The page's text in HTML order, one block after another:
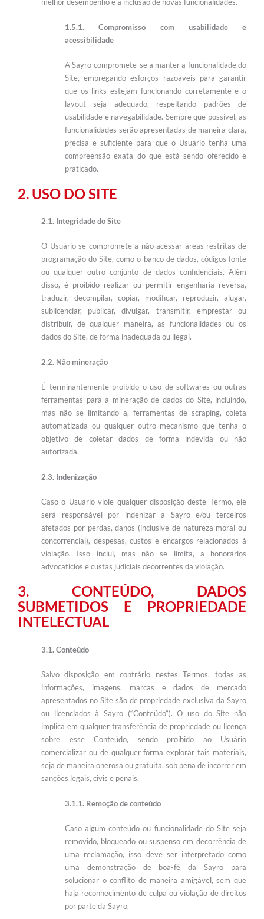
melhor desempenho e a inclusão de novas funcionalidades.
1.5.1. Compromisso com usabilidade e
acessibilidade
A Sayro compromete-se a manter a funcionalidade do
Site, empregando esforços razoáveis para garantir
que os links estejam funcionando corretamente e o
layout seja adequado, respeitando padrões de
usabilidade e navegabilidade. Sempre que possível, as
funcionalidades serão apresentadas de maneira clara,
precisa e suficiente para que o Usuário tenha uma
compreensão exata do que está sendo oferecido e
praticado.
2. USO DO SITE
2.1. Integridade do Site
O Usuário se compromete a não acessar áreas restritas de
programação do Site, como o banco de dados, códigos fonte
ou qualquer outro conjunto de dados confidenciais. Além
disso, é proibido realizar ou permitir engenharia reversa,
traduzir, decompilar, copiar, modificar, reproduzir, alugar,
sublicenciar, publicar, divulgar, transmitir, emprestar ou
distribuir, de qualquer maneira, as funcionalidades ou os
dados do Site, de forma inadequada ou ilegal.
2.2. Não mineração
É terminantemente proibido o uso de softwares ou outras
ferramentas para a mineração de dados do Site, incluindo,
mas não se limitando a, ferramentas de scraping, coleta
automatizada ou qualquer outro mecanismo que tenha o
objetivo de coletar dados de forma indevida ou não
autorizada.
2.3. Indenização
Caso o Usuário viole qualquer disposição deste Termo, ele
será responsável por indenizar a Sayro e/ou terceiros
afetados por perdas, danos (inclusive de natureza moral ou
concorrencial), despesas, custos e encargos relacionados à
violação. Isso inclui, mas não se limita, a honorários
advocatícios e custas judiciais decorrentes da violação.
3. CONTEÚDO, DADOS
SUBMETIDOS E PROPRIEDADE
INTELECTUAL
3.1. Conteúdo
Salvo disposição em contrário nestes Termos, todas as
informações, imagens, marcas e dados de mercado
apresentados no Site são de propriedade exclusiva da Sayro
ou licenciados à Sayro (“Conteúdo”). O uso do Site não
implica em qualquer transferência de propriedade ou licença
sobre esse Conteúdo, sendo proibido ao Usuário
comercializar ou de qualquer forma explorar tais materiais,
seja de maneira onerosa ou gratuita, sob pena de incorrer em
sanções legais, civis e penais.
3.1.1. Remoção de conteúdo
Caso algum conteúdo ou funcionalidade do Site seja
removido, bloqueado ou suspenso em decorrência de
uma reclamação, isso deve ser interpretado como
uma demonstração de boa-fé da Sayro para
solucionar o conflito de maneira amigável, sem que
haja reconhecimento de culpa ou violação de direitos
por parte da Sayro.